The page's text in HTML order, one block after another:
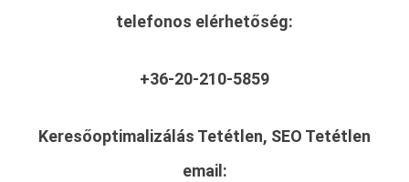
telefonos elérhetőség:
+36-20-210-5859
Keresőoptimalizálás Tetétlen, SEO Tetétlen
email: